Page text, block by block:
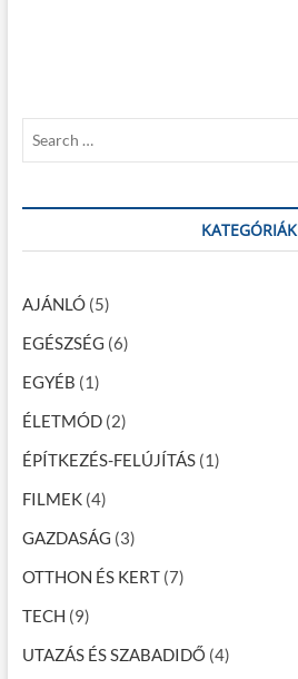
é
s
v
i
g
á
c
i
ó
:
:
KATEGÓRIÁK
AJÁNLÓ(5)
EGÉSZSÉG (6)
EGYÉB (1)
ÉLETMÓD(2)
ÉPÍTKEZÉS-FELÚJÍTÁS(1)
FILMEK(4)
GAZDASÁG (3)
OTTHON ÉS KERT(7)
TECH (9)
UTAZÁS ÉS SZABADIDŐ (4)